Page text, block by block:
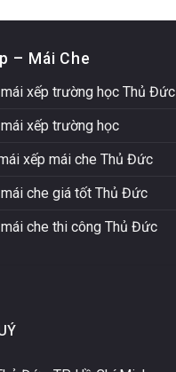
– Mái Che
xếp trường học Thủ Đức
xếp trường học
xếp mái che Thủ Đức
che giá tốt Thủ Đức
che thi công Thủ Đức